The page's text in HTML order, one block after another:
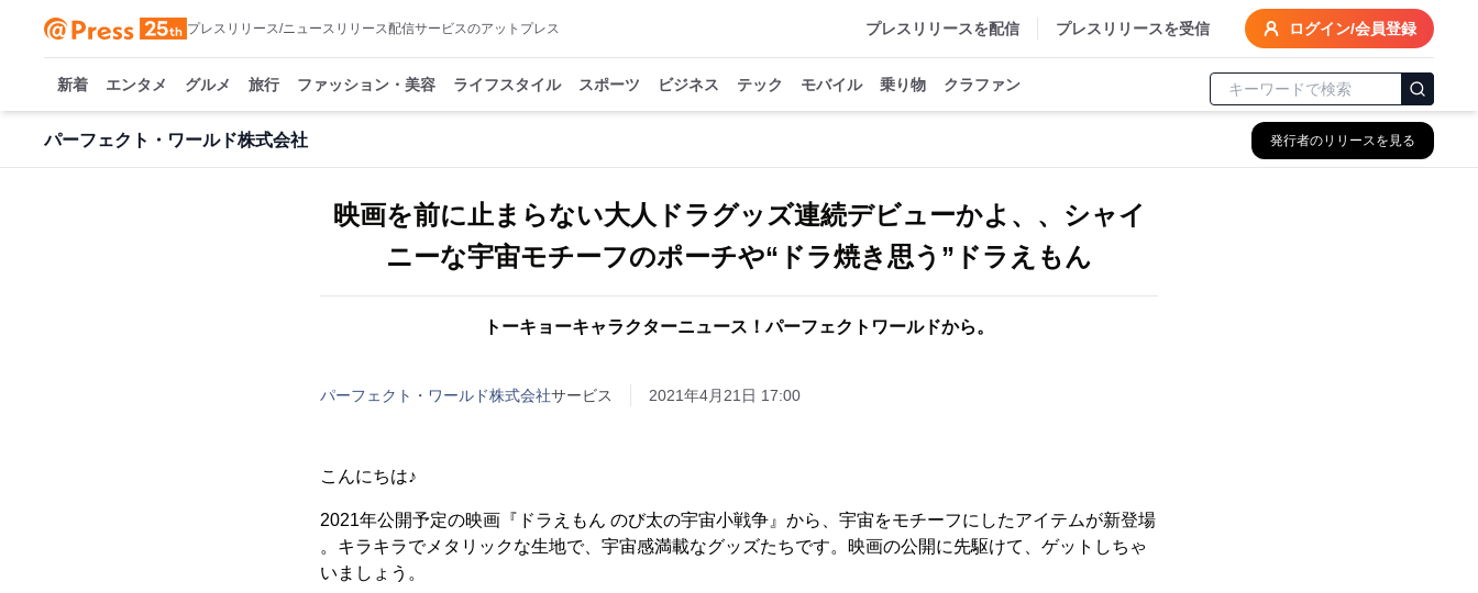
プレスリリース/ニュースリリース配信サービスのアットプレス プレスリリースを配信 プレスリリースを受信 ログイン/会員登録
新着 エンタメ グルメ 旅行 ファッション・美容 ライフスタイル スポーツ ビジネス テック モバイル 乗り物 クラファン
パーフェクト・ワールド株式会社 発行者のリリースを見る
映画を前に止まらない大人ドラグッズ連続デビューかよ、、シャイ
ニーな宇宙モチーフのポーチや“ドラ焼き思う”ドラえもん
トーキョーキャラクターニュース！パーフェクトワールドから。
パーフェクト・ワールド株式会社サービス 2021年4月21日 17:00
こんにちは♪
2021年公開予定の映画『ドラえもん のび太の宇宙小戦争』から、宇宙をモチーフにしたアイテムが新登場
。キラキラでメタリックな生地で、宇宙感満載なグッズたちです。映画の公開に先駆けて、ゲットしちゃ
いましょう。